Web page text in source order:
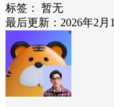
标签：
暂无
最后更新：2026年2月